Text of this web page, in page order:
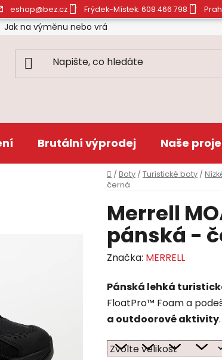
eshop@bez.cz Frýdek-Místek: 608 466 798
Jak na výměnu nebo vrácení zboží
Brutální výprodej Naše
Domů
/ Boty / Turistické boty /
černá
Merrell
pánská -
Značka: MERRELL
Pánská lehká
FloatPro™ Foam a
a outdoorové aktivity.